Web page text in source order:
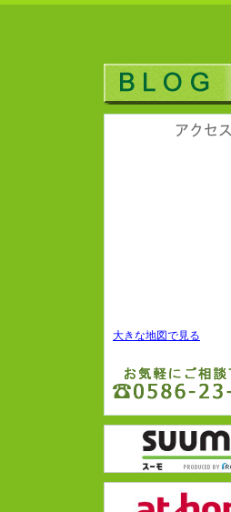
アクセス
大きな地図で見る